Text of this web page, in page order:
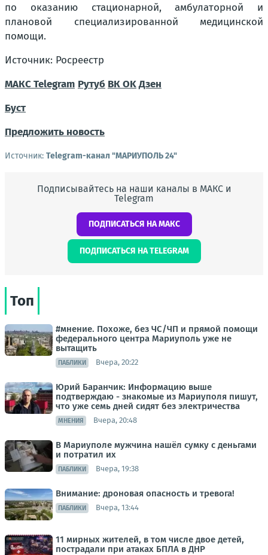
по оказанию стационарной, амбулаторной и
плановой специализированной медицинской
помощи.
Источник: Росреестр
МАКСTelegram Рутуб ВКOKДзен
Буст
Предложить новость
Источник: Telegram-канал "МАРИУПОЛЬ 24"
Подписывайтесь на наши каналы в МАКС и
Telegram
ПОДПИСАТЬСЯ НА МАКС
ПОДПИСАТЬСЯ НА TELEGRAM
Топ
#мнение. Похоже, без ЧС/ЧП и прямой помощи
федерального центра Мариуполь уже не
вытащить
ПАБЛИКИ Вчера, 20:22
Юрий Баранчик: Информацию выше
подтверждаю - знакомые из Мариуполя пишут,
что уже семь дней сидят без электричества
МНЕНИЯ Вчера, 20:48
В Мариуполе мужчина нашёл сумку с деньгами
и потратил их
ПАБЛИКИ Вчера, 19:38
Внимание: дроновая опасность и тревога!
ПАБЛИКИ Вчера, 13:44
11 мирных жителей, в том числе двое детей,
пострадали при атаках БПЛА в ДНР